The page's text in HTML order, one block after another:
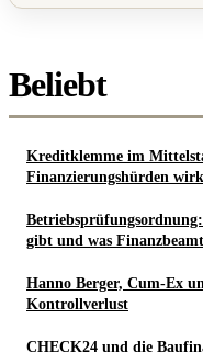
Beliebt
Kreditklemme im
Finanzierungshürden
gibt und was
Hanno Berger, Cum-Ex
Kontrollverlust
CHECK24 und die